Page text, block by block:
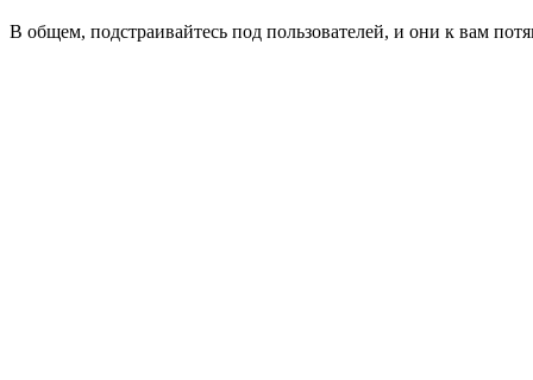
В общем, подстраивайтесь под пользователей, и они к вам